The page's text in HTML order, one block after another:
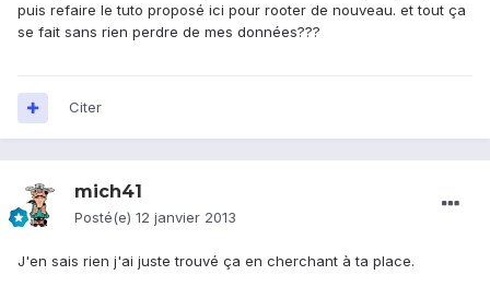
puis refaire le tuto proposé ici pour rooter de nouveau. et tout ça
se fait sans rien perdre de mes données???
Citer
mich41
Posté(e) 12 janvier 2013
J'en sais rien j'ai juste trouvé ça en cherchant à ta place.